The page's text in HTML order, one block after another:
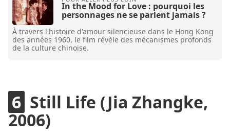
In the Mood for Love : pourquoi les
personnages ne se parlent jamais ?
À travers l'histoire d'amour silencieuse dans le Hong Kong
des années 1960, le film révèle des mécanismes profonds
de la culture chinoise.
Still Life (Jia Zhangke,
2006)